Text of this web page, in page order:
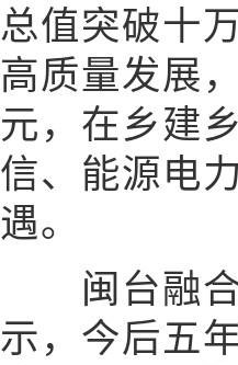
总值突破十
高质量发展
元，在乡建
信、能源电
遇。
闽台融合
示，今后五